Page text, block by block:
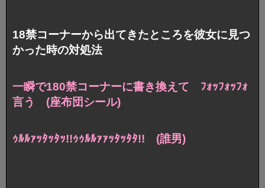
18禁コーナーから出てきたところを彼女に見つ
かった時の対処法
一瞬で180禁コーナーに書き換えて ﾌｫｯﾌｫｯﾌｫ
言う (座布団シール)
ｩﾙﾙｧｯﾀｯﾀｯ!!ｩｩﾙﾙｧｧｯﾀｯﾀﾀ!! (誰男)